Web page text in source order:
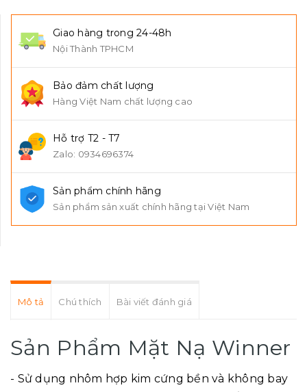
Giao hàng trong 24-48h
Nội Thành TPHCM
Bảo đảm chất lượng
Hàng Việt Nam chất lượng cao
Hỗ trợ T2 - T7
Zalo: 0934696374
Sản phẩm chính hãng
Sản phẩm sản xuất chính hãng tại Việt Nam
Mô tả Chú thích Bài viết đánh giá
Sản Phẩm Mặt Nạ Winner
- Sử dụng nhôm hợp kim cứng bền và không bay